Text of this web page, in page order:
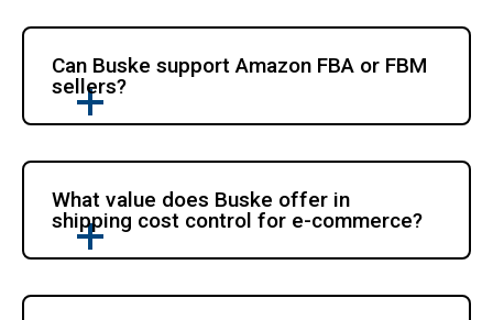
Can Buske support Amazon FBA or FBM
sellers?
What value does Buske offer in
shipping cost control for e-commerce?